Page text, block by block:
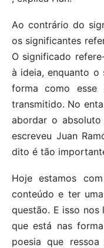
Ao contrário do
os significantes
O significado
à ideia, enquanto o
forma como esse
transmitido. No
abordar o
escreveu Juan
dito é tão
Hoje estamos
conteúdo e ter
questão. E isso
que está nas
poesia que